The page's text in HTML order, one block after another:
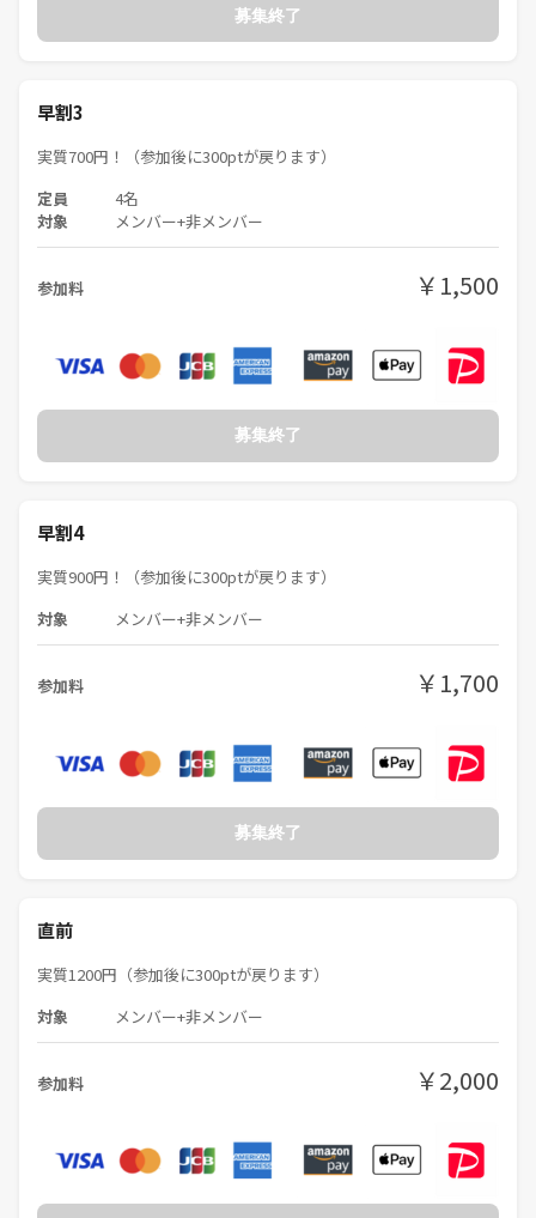
募集終了
早割3
実質700円！（参加後に300ptが戻ります）
定員 4名
対象 メンバー+非メンバー
参加料 ￥1,500
募集終了
早割4
実質900円！（参加後に300ptが戻ります）
対象 メンバー+非メンバー
参加料 ￥1,700
募集終了
直前
実質1200円（参加後に300ptが戻ります）
対象
メンバー+非メンバー
参加料 ￥2,000